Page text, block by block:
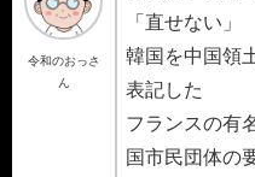
令和のおっさ
ん
「直せない」
韓国を中国領
表記した
フランスの有
国市民団体の